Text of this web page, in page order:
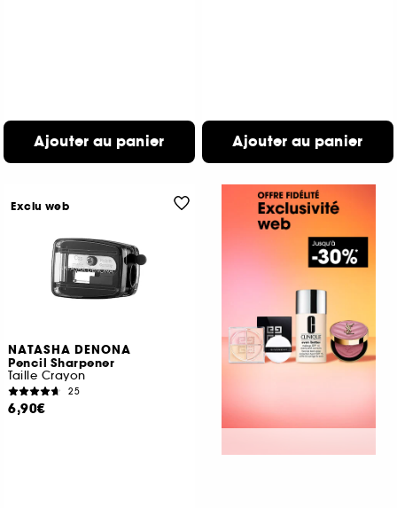
Ajouter au panier Ajouter au panier
NATASHA DENONA
Pencil Sharpener
Taille Crayon
25
6,90€
Exclu web